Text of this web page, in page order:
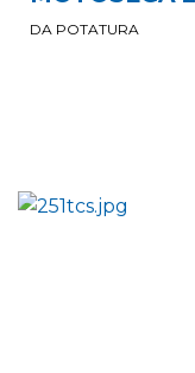
DA POTATURA